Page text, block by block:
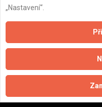
Zásady pro
Obchodní
Obchodní
Naše
„Nastavení“.